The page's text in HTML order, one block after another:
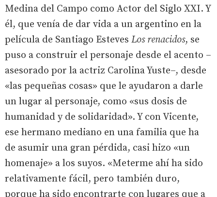
Medina del Campo como Actor del Siglo XXI. Y
él, que venía de dar vida a un argentino en la
película de Santiago Esteves Los renacidos, se
puso a construir el personaje desde el acento –
asesorado por la actriz Carolina Yuste–, desde
«las pequeñas cosas» que le ayudaron a darle
un lugar al personaje, como «sus dosis de
humanidad y de solidaridad». Y con Vicente,
ese hermano mediano en una familia que ha
de asumir una gran pérdida, casi hizo «un
homenaje» a los suyos. «Meterme ahí ha sido
relativamente fácil, pero también duro,
porque ha sido encontrarte con lugares que a